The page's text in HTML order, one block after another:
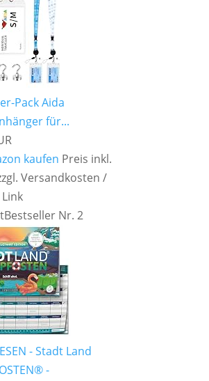
Pack Aida
für...
kaufen Preis inkl.
Versandkosten /
Bestseller Nr. 2
- Stadt Land
-